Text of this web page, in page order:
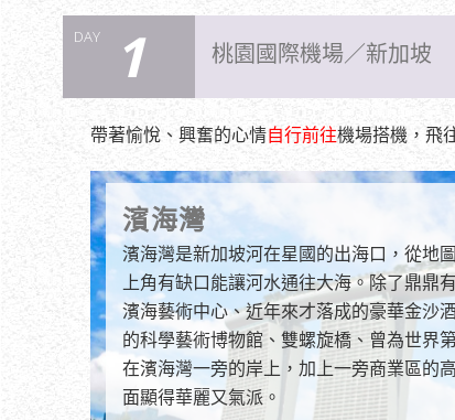
DAY 1 桃園國際機場／新加坡
帶著愉悅、興奮的心情自行前往機場搭機，飛
濱海灣
濱海灣是新加坡河在星國的出海口，從地
上角有缺口能讓河水通往大海。除了鼎鼎
濱海藝術中心、近年來才落成的豪華金沙
的科學藝術博物館、雙螺旋橋、曾為世界
在濱海灣一旁的岸上，加上一旁商業區的
面顯得華麗又氣派。